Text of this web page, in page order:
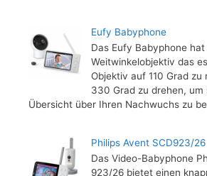
Eufy Babyphone
Das Eufy Babyphone hat
Weitwinkelobjektiv das
Objektiv auf 110 Grad zu
330 Grad zu drehen, um
Übersicht über Ihren Nachwuchs zu
Philips Avent SCD923/26
Das Video-Babyphone
923/26 bietet einen